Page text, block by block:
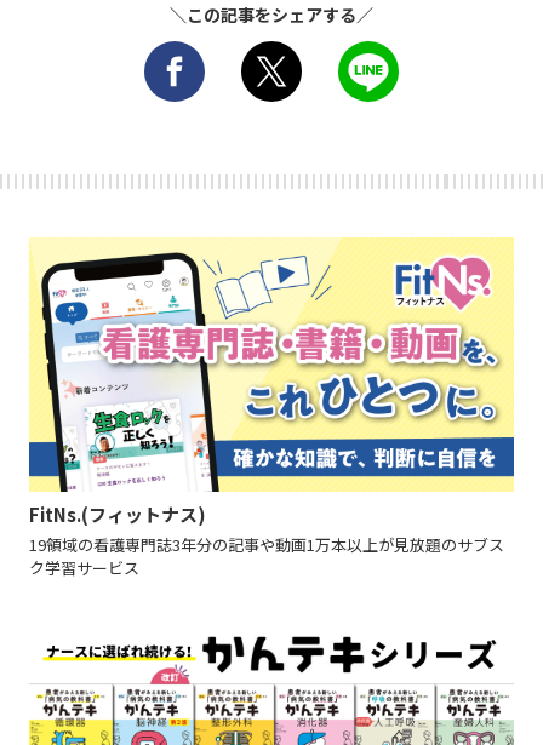
＼この記事をシェアする／
FitNs.(フィットナス)
19領域の看護専門誌3年分の記事や動画1万本以上が見放題のサブス
ク学習サービス